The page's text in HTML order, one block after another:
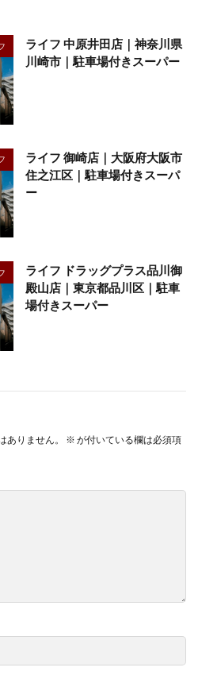
ライフ 中原井田店｜神奈川県
川崎市｜駐車場付きスーパー
ライフ 御崎店｜大阪府大阪市
住之江区｜駐車場付きスーパ
ー
ライフ ドラッグプラス品川御
殿山店｜東京都品川区｜駐車
場付きスーパー
ありません。 ※ が付いている欄は必須項